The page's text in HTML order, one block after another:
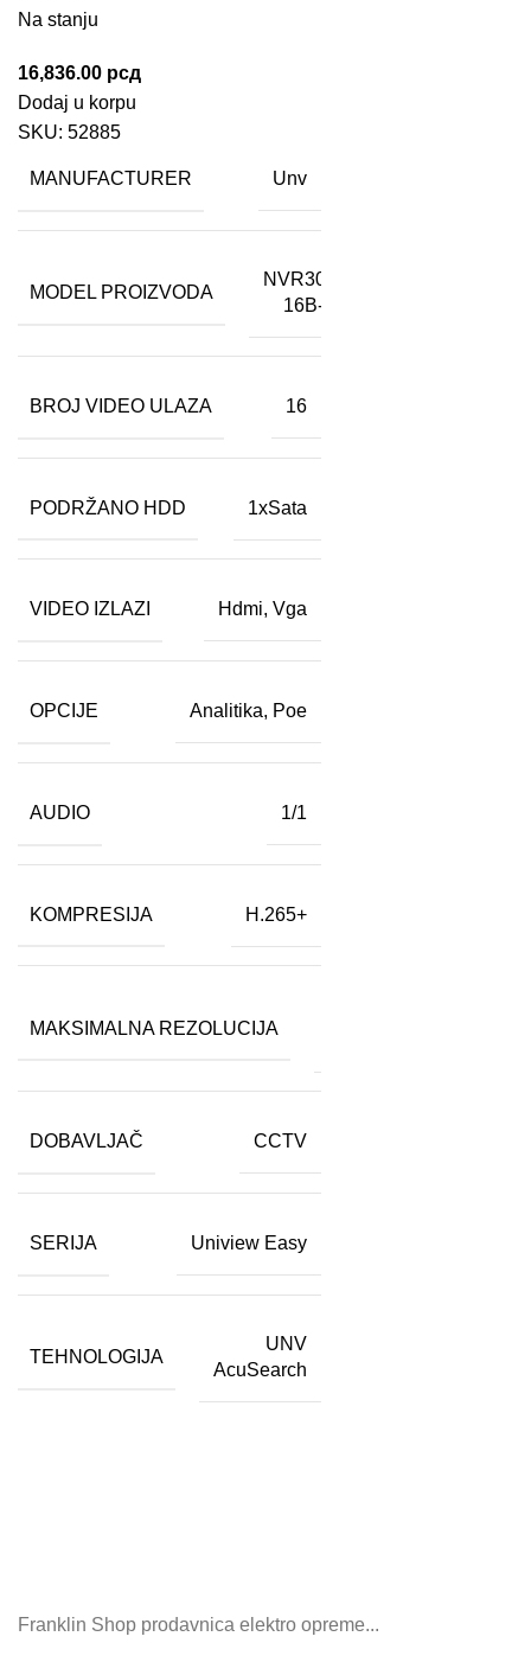
Na stanju
16,836.00 рсд
Dodaj u korpu
SKU: 52885
MANUFACTURER Unv
MODEL PROIZVODA
NVR301-
16B-IQ
BROJ VIDEO ULAZA 16
PODRŽANO HDD 1xSata
VIDEO IZLAZI Hdmi, Vga
OPCIJE Analitika, Poe
AUDIO 1/1
KOMPRESIJA H.265+
MAKSIMALNA REZOLUCIJA
DOBAVLJAČ CCTV
SERIJA Uniview Easy
TEHNOLOGIJA
UNV
AcuSearch
Franklin Shop prodavnica elektro opreme...